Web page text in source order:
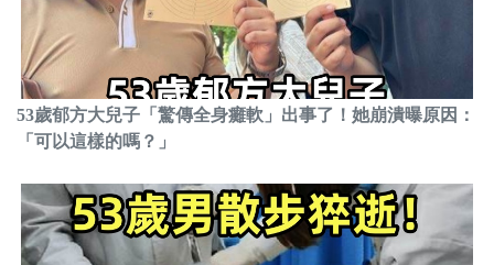
53歲郁方大兒子「驚傳全身癱軟」出事了！她崩潰曝原因：
「可以這樣的嗎？」